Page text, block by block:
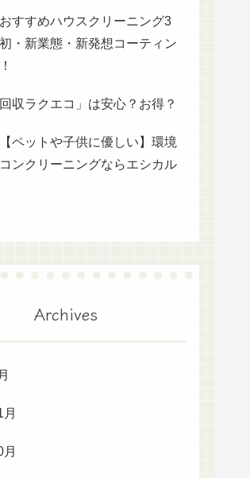
おすすめハウスクリーニング3
・新業態・新発想コーティン
回収ラクエコ」は安心？お得？
ペットや子供に優しい】環境
ンクリーニングならエシカル
Archives